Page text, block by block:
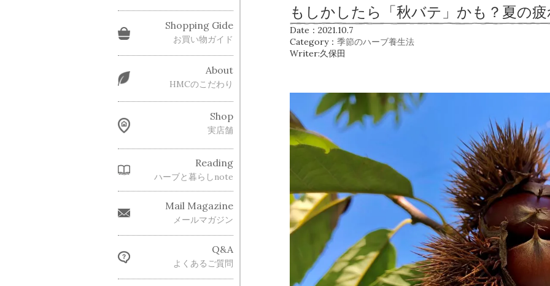
もしかしたら「秋バテ」かも？夏の
Date：2021.10.7
Category： 季節のハーブ養生法
Writer:久保田
Shopping Gide
お買い物ガイド
About
HMCのこだわり
Shop
実店舗
Reading
ハーブと暮らしnote
Mail Magazine
メールマガジン
Q&A
よくあるご質問